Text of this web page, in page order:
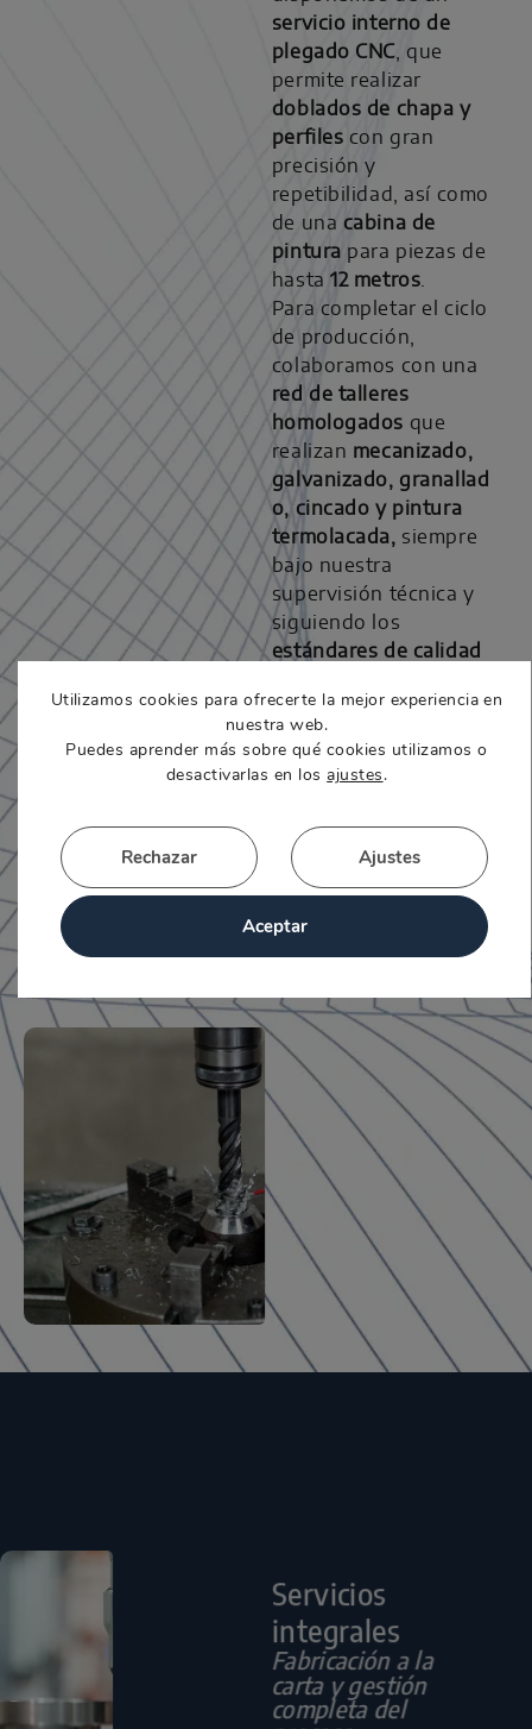
servicio interno de
plegado CNC , que
permite realizar
doblados de chapa y
perfiles con gran
precisión y
repetibilidad, así como
de una cabina de
pintura para piezas de
hasta12 metros
Para completar el ciclo
de producción,
colaboramos con una
red de talleres
homologados que
realizan mecanizado,
galvanizado, granallad
o, cincado y pintura
termolacada, siempre
bajo nuestra
supervisión técnica y
siguiendo los
estándares de calidad
Esta combinación de
colaboradores
permite garantizar
eficiencia, fiabilidad y
entregas totalmente
necesidades del
Servicios
integrales
Fabricación a la
carta y gestión
completa del
Utilizamos cookies para ofrecerte la mejor experiencia en
nuestra web.
Puedes aprender más sobre qué cookies utilizamos o
desactivarlas en los ajustes.
Aceptar
Rechazar Ajustes